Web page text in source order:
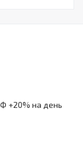
+20% на день